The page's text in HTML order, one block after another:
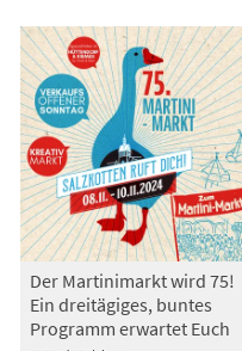
Der Martinimarkt wird 75!
Ein dreitägiges, buntes
Programm erwartet Euch